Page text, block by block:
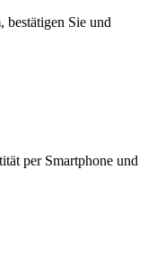
bestätigen Sie und
per Smartphone und